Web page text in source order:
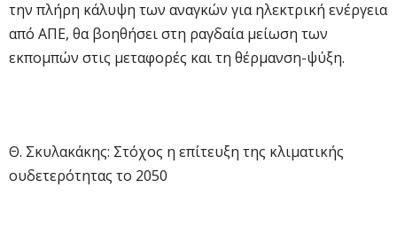
την πλήρη κάλυψη των αναγκών για ηλεκτρική ενέργεια
από ΑΠΕ, θα βοηθήσει στη ραγδαία μείωση των
εκπομπών στις μεταφορές και τη θέρμανση-ψύξη.
Θ. Σκυλακάκης: Στόχος η επίτευξη της κλιματικής
ουδετερότητας το 2050